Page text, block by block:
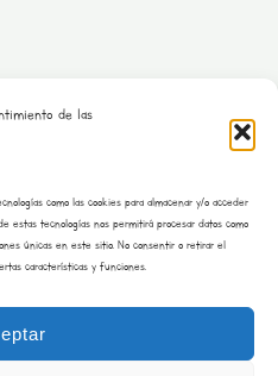
de las
como las cookies para almacenar y/o acceder
estas tecnologías nos permitirá procesar datos como
únicas en este sitio. No consentir o retirar el
características y funciones.
EU